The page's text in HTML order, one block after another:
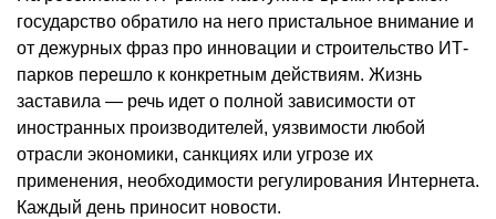
государство обратило на него пристальное внимание и
от дежурных фраз про инновации и строительство ИТ-
парков перешло к конкретным действиям. Жизнь
заставила — речь идет о полной зависимости от
иностранных производителей, уязвимости любой
отрасли экономики, санкциях или угрозе их
применения, необходимости регулирования Интернета.
Каждый день приносит новости.